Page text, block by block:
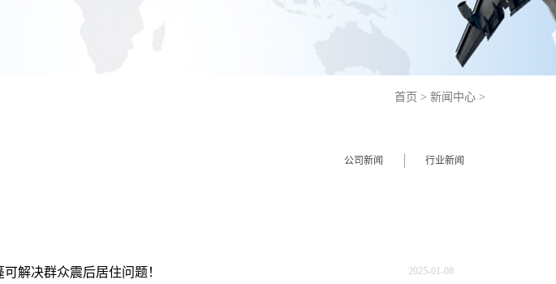
首页 > 新闻中心 >
公司新闻 行业新闻
解决群众震后居住问题！ 2025-01-08